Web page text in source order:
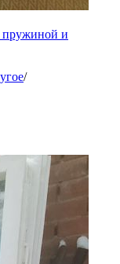
пружиной и
/